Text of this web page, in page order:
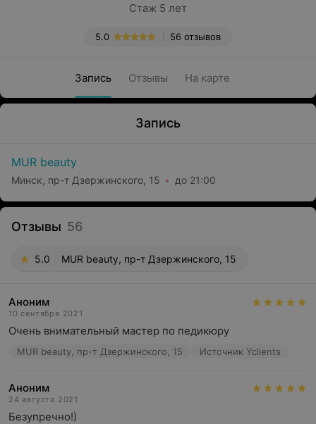
Стаж 5 лет
56 отзывов
5.0
Запись Отзывы На карте
Запись
MUR beauty
Минск, пр-т Дзержинского, 15 до 21:00
Отзывы 56
5.0 MUR beauty, пр-т Дзержинского, 15
Аноним
10 сентября 2021
Очень внимательный мастер по педикюру
MUR beauty, пр-т Дзержинского, 15 Источник Yclients
Аноним
24 августа 2021
Безупречно!)